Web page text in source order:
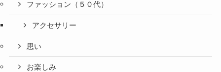
ファッション（５０代）
アクセサリー
思い
お楽しみ